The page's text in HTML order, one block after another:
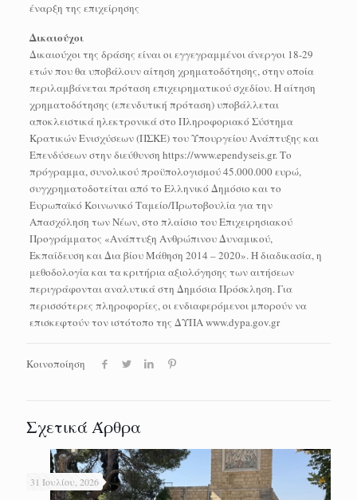
έναρξη της επιχείρησης
Δικαιούχοι
Δικαιούχοι της δράσης είναι οι εγγεγραμμένοι άνεργοι 18-29
ετών που θα υποβάλουν αίτηση χρηματοδότησης, στην οποία
περιλαμβάνεται πρόταση επιχειρηματικού σχεδίου. Η αίτηση
χρηματοδότησης (επενδυτική πρόταση) υποβάλλεται
αποκλειστικά ηλεκτρονικά στο Πληροφοριακό Σύστημα
Κρατικών Ενισχύσεων (ΠΣΚΕ) του Υπουργείου Ανάπτυξης και
Επενδύσεων στην διεύθυνση https://www.ependyseis.gr. Το
πρόγραμμα, συνολικού προϋπολογισμού 45.000.000 ευρώ,
συγχρηματοδοτείται από το Ελληνικό Δημόσιο και το
Ευρωπαϊκό Κοινωνικό Ταμείο/Πρωτοβουλία για την
Απασχόληση των Νέων, στο πλαίσιο του Επιχειρησιακού
Προγράμματος «Ανάπτυξη Ανθρώπινου Δυναμικού,
Εκπαίδευση και Δια βίου Μάθηση 2014 – 2020». Η διαδικασία, η
μεθοδολογία και τα κριτήρια αξιολόγησης των αιτήσεων
περιγράφονται αναλυτικά στη Δημόσια Πρόσκληση. Για
περισσότερες πληροφορίες, οι ενδιαφερόμενοι μπορούν να
επισκεφτούν τον ιστότοπο της ΔΥΠΑ www.dypa.gov.gr
Κοινοποίηση
Σχετικά Άρθρα
31 Ιουλίου, 2026